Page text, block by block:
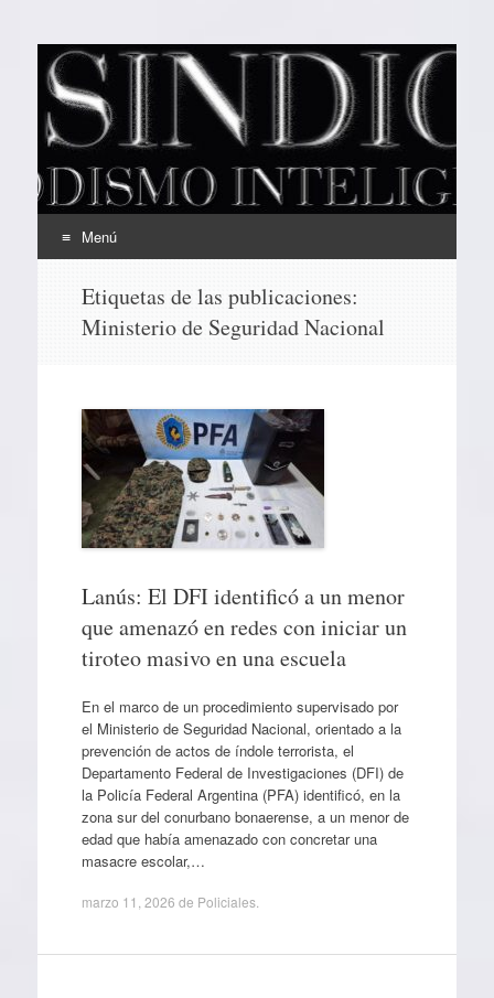
EL SINDICAL
Periodismo Inteligente
Menú
contenido
Etiquetas de las publicaciones:
Ministerio de Seguridad Nacional
Lanús: El DFI identificó a un menor
que amenazó en redes con iniciar un
tiroteo masivo en una escuela
En el marco de un procedimiento supervisado por
el Ministerio de Seguridad Nacional, orientado a la
prevención de actos de índole terrorista, el
Departamento Federal de Investigaciones (DFI) de
la Policía Federal Argentina (PFA) identificó, en la
zona sur del conurbano bonaerense, a un menor de
edad que había amenazado con concretar una
masacre escolar,…
marzo 11, 2026 de Policiales.